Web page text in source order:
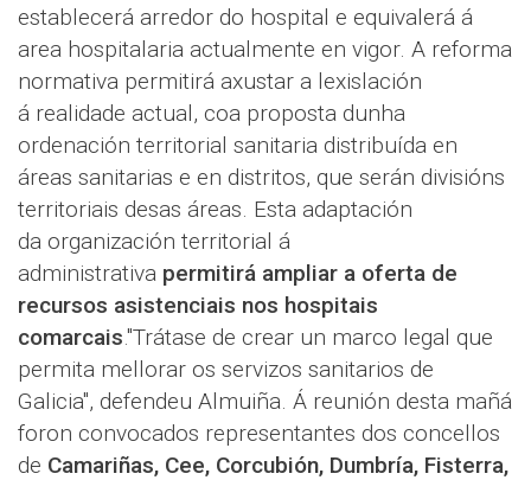
establecerá arredor do hospital e equivalerá á
area hospitalaria actualmente en vigor. A reforma
normativa permitirá axustar a lexislación
á realidade actual, coa proposta dunha
ordenación territorial sanitaria distribuída en
áreas sanitarias e en distritos, que serán divisións
territoriais desas áreas. Esta adaptación
da organización territorial á
administrativa permitirá ampliar a oferta de
recursos asistenciais nos hospitais
comarcais."Trátase de crear un marco legal que
permita mellorar os servizos sanitarios de
Galicia", defendeu Almuiña. Á reunión desta mañá
foron convocados representantes dos concellos
de Camariñas, Cee, Corcubión, Dumbría, Fisterra,